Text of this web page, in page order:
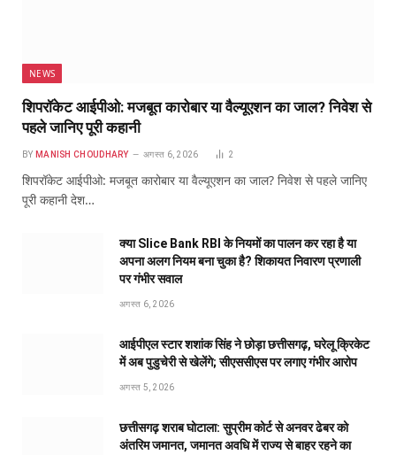
NEWS
शिपरॉकेट आईपीओ: मजबूत कारोबार या वैल्यूएशन का जाल? निवेश से
पहले जानिए पूरी कहानी
BY MANISH CHOUDHARY अगस्त 6, 2026 2
शिपरॉकेट आईपीओ: मजबूत कारोबार या वैल्यूएशन का जाल? निवेश से पहले जानिए
पूरी कहानी देश…
क्या Slice Bank RBI के नियमों का पालन कर रहा है या
अपना अलग नियम बना चुका है? शिकायत निवारण प्रणाली
पर गंभीर सवाल
अगस्त 6, 2026
आईपीएल स्टार शशांक सिंह ने छोड़ा छत्तीसगढ़, घरेलू क्रिकेट
में अब पुडुचेरी से खेलेंगे; सीएससीएस पर लगाए गंभीर आरोप
अगस्त 5, 2026
छत्तीसगढ़ शराब घोटाला: सुप्रीम कोर्ट से अनवर ढेबर को
अंतरिम जमानत, जमानत अवधि में राज्य से बाहर रहने का